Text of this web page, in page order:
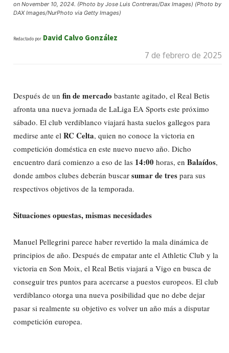
on November 10, 2024. (Photo by Jose Luis Contreras/Dax Images) (Photo by
DAX Images/NurPhoto via Getty Images)
Redactado por David Calvo González
7 de febrero de 2025
Después de un fin de mercado bastante agitado, el Real Betis
afronta una nueva jornada de LaLiga EA Sports este próximo
sábado. El club verdiblanco viajará hasta suelos gallegos para
medirse ante el RC Celta, quien no conoce la victoria en
competición doméstica en este nuevo nuevo año. Dicho
encuentro dará comienzo a eso de las 14:00 horas, en Balaídos,
donde ambos clubes deberán buscar sumar de tres para sus
respectivos objetivos de la temporada.
Situaciones opuestas, mismas necesidades
Manuel Pellegrini parece haber revertido la mala dinámica de
principios de año. Después de empatar ante el Athletic Club y la
victoria en Son Moix, el Real Betis viajará a Vigo en busca de
conseguir tres puntos para acercarse a puestos europeos. El club
verdiblanco otorga una nueva posibilidad que no debe dejar
pasar si realmente su objetivo es volver un año más a disputar
competición europea.